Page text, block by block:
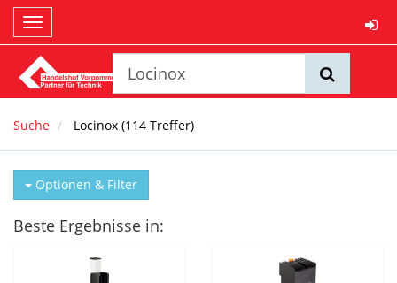
Toggle
navigation
Suche Locinox (114 Treffer)
Optionen & Filter
Beste Ergebnisse in: